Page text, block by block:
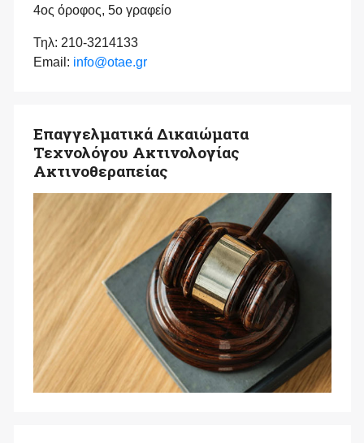
4ος όροφος, 5ο γραφείο
Τηλ: 210-3214133
Email: info@otae.gr
Επαγγελματικά Δικαιώματα
Τεχνολόγου Ακτινολογίας
Ακτινοθεραπείας